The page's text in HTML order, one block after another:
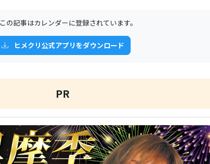
この記事はカレンダーに登録されています。
ヒメクリ公式アプリをダウンロード
PR